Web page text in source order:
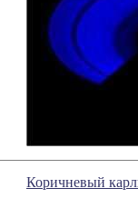
Коричневый